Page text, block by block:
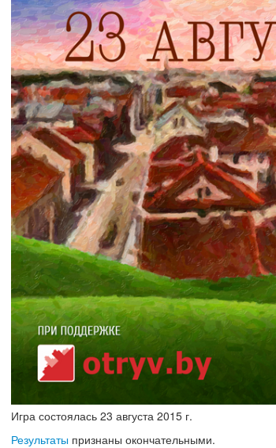
Игра состоялась 23 августа 2015 г.
Результаты признаны окончательными.